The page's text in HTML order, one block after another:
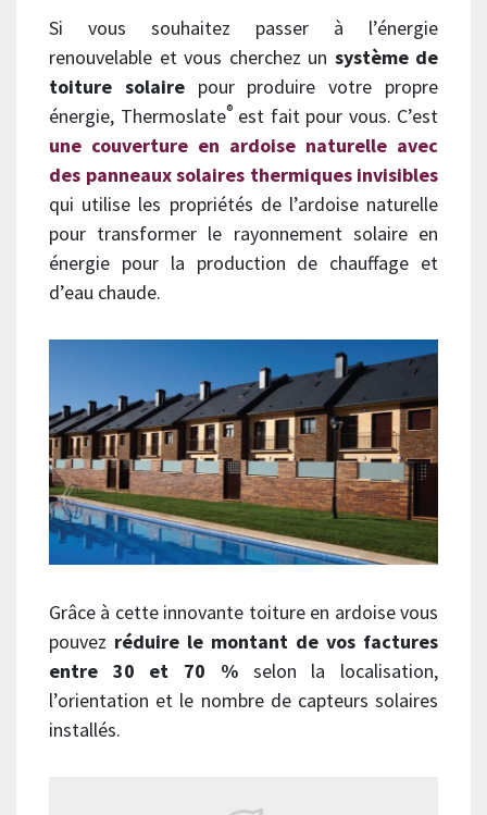
Si vous souhaitez passer à l’énergie
renouvelable et vous cherchez un système de
toiture solairepour produire votre propre
énergie, Thermoslate®est fait pour vous. C’est
une couverture en ardoise naturelle avec
des panneaux solaires thermiques invisibles
qui utilise les propriétés de l’ardoise naturelle
pour transformer le rayonnement solaire en
énergie pour la production de chauffage et
d’eau chaude.
Grâce à cette innovante toiture en ardoise vous
pouvez réduire le montant de vos factures
entre 30 et 70 %selon la localisation,
l’orientation et le nombre de capteurs solaires
installés.